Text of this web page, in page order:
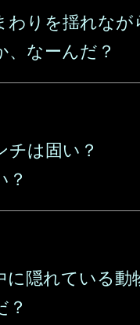
わりを揺れなが
、なーんだ？
チは固い？
？
に隠れている動
？